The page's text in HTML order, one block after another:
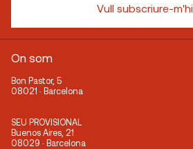
Vull subscriure-m'hi
On som
Bon Pastor, 5
08021 · Barcelona
SEU PROVISIONAL
Buenos Aires, 21
08029 · Barcelona